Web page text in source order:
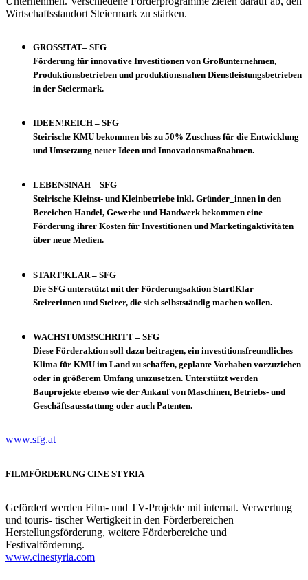
Wirtschaftsstandort Steiermark zu stärken.
GROSS!TAT– SFG
Förderung für innovative Investitionen von Großunternehmen,
Produktionsbetrieben und produktionsnahen Dienstleistungsbetrieben
in der Steiermark.
IDEEN!REICH – SFG
Steirische KMU bekommen bis zu 50% Zuschuss für die Entwicklung
und Umsetzung neuer Ideen und Innovationsmaßnahmen.
LEBENS!NAH – SFG
Steirische Kleinst- und Kleinbetriebe inkl. Gründer_innen in den
Bereichen Handel, Gewerbe und Handwerk bekommen eine
Förderung ihrer Kosten für Investitionen und Marketingaktivitäten
über neue Medien.
START!KLAR – SFG
Die SFG unterstützt mit der Förderungsaktion Start!Klar
Steirerinnen und Steirer, die sich selbstständig machen wollen.
WACHSTUMS!SCHRITT – SFG
Diese Förderaktion soll dazu beitragen, ein investitionsfreundliches
Klima für KMU im Land zu schaffen, geplante Vorhaben vorzuziehen
oder in größerem Umfang umzusetzen. Unterstützt werden
Bauprojekte ebenso wie der Ankauf von Maschinen, Betriebs- und
Geschäftsausstattung oder auch Patenten.
www.sfg.at
FILMFÖRDERUNG CINE STYRIA
Gefördert werden Film- und TV-Projekte mit internat. Verwertung
und touris- tischer Wertigkeit in den Förderbereichen
Herstellungsförderung, weitere Förderbereiche und
Festivalförderung.
www.cinestyria.com